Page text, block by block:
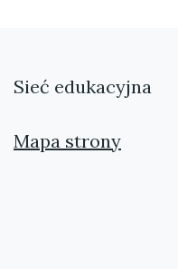
Sieć edukacyjna
Mapa strony